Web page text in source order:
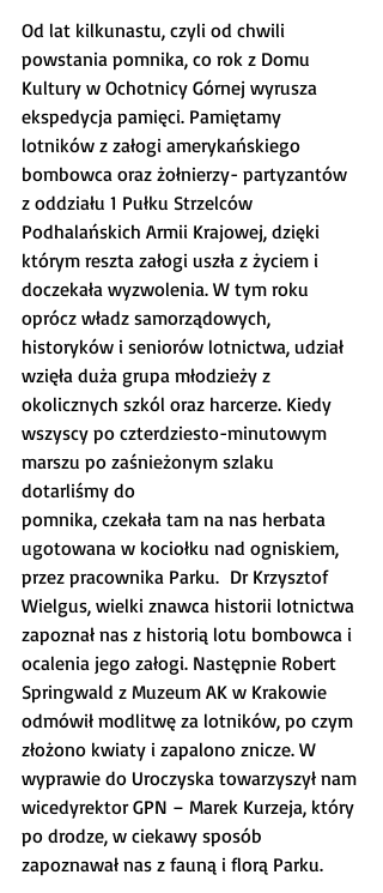
Od lat kilkunastu, czyli od chwili
powstania pomnika, co rok z Domu
Kultury w Ochotnicy Górnej wyrusza
ekspedycja pamięci. Pamiętamy
lotników z załogi amerykańskiego
bombowca oraz żołnierzy- partyzantów
z oddziału 1 Pułku Strzelców
Podhalańskich Armii Krajowej, dzięki
którym reszta załogi uszła z życiem i
doczekała wyzwolenia. W tym roku
oprócz władz samorządowych,
historyków i seniorów lotnictwa, udział
wzięła duża grupa młodzieży z
okolicznych szkól oraz harcerze. Kiedy
wszyscy po czterdziesto-minutowym
marszu po zaśnieżonym szlaku
dotarliśmy do
pomnika, czekała tam na nas herbata
ugotowana w kociołku nad ogniskiem,
przez pracownika Parku.  Dr Krzysztof
Wielgus, wielki znawca historii lotnictwa
zapoznał nas z historią lotu bombowca i
ocalenia jego załogi. Następnie Robert
Springwald z Muzeum AK w Krakowie
odmówił modlitwę za lotników, po czym
złożono kwiaty i zapalono znicze. W
wyprawie do Uroczyska towarzyszył nam
wicedyrektor GPN – Marek Kurzeja, który
po drodze, w ciekawy sposób
zapoznawał nas z fauną i florą Parku.